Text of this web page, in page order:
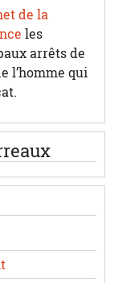
de la
les
arrêts de
l’homme qui